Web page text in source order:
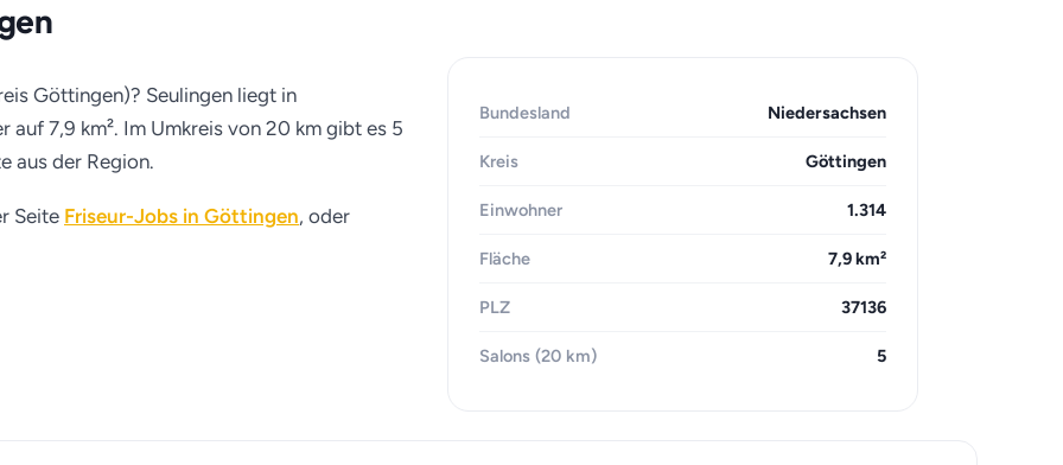
Göttingen)? Seulingen liegt in
auf 7,9 km². Im Umkreis von 20 km gibt es 5
aus der Region.
Seite Friseur-Jobs in Göttingen, oder
Bundesland Niedersachsen
Kreis Göttingen
Einwohner 1.314
Fläche 7,9 km²
PLZ 37136
Salons (20 km) 5